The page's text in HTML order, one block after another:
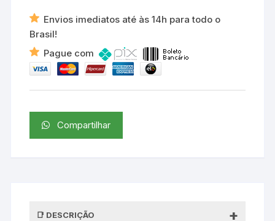
Envios imediatos até às 14h para todo o
Brasil!
Pague com
Compartilhar
DESCRIÇÃO